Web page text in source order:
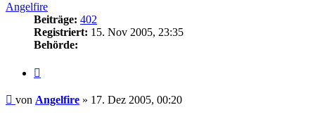
Angelfire
Beiträge: 402
Registriert: 15. Nov 2005, 23:35
Behörde:
Beitrag
von Angelfire » 17. Dez 2005, 00:20